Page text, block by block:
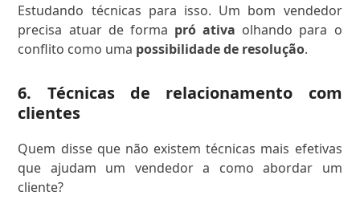
Estudando técnicas para isso. Um bom vendedor
precisa atuar de forma pró ativa olhando para o
conflito como uma possibilidade de resolução.
6. Técnicas de relacionamento com
clientes
Quem disse que não existem técnicas mais efetivas
que ajudam um vendedor a como abordar um
cliente?